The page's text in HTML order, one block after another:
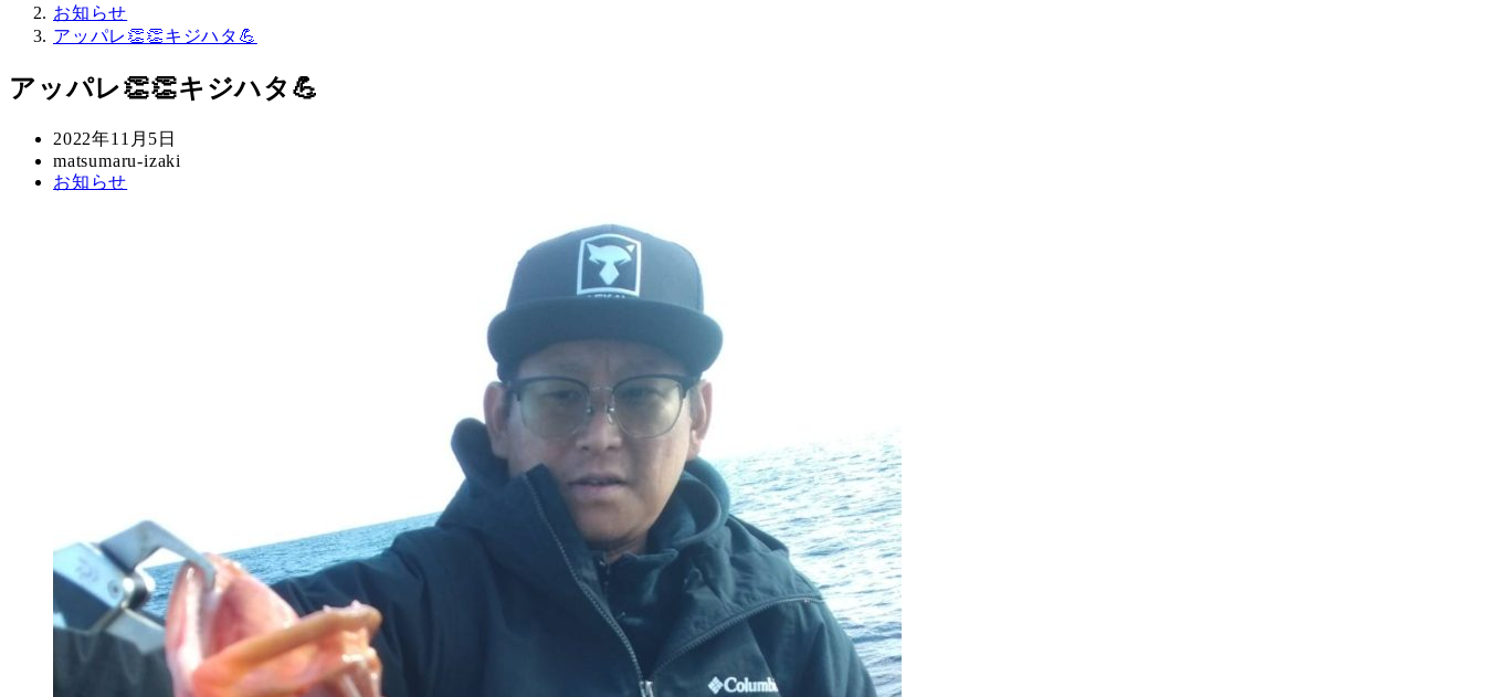
お知らせ
アッパレ👏👏キジハタ💪
アッパレ👏👏キジハタ💪
投
稿
日
2022年11月5日
著
者
matsumaru-izaki
カ
お知らせ